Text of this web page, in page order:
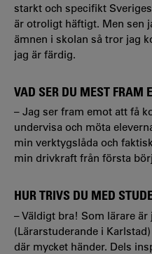
starkt och specifikt
är otroligt häftigt. Men sen
ämnen i skolan så tror jag
jag är färdig.
VAD SER DU MEST FRAM
– Jag ser fram emot att få
undervisa och möta
min verktygslåda och
min drivkraft från första
HUR TRIVS DU MED
– Väldigt bra! Som lärare
(Lärarstuderande i
där mycket händer. Dels